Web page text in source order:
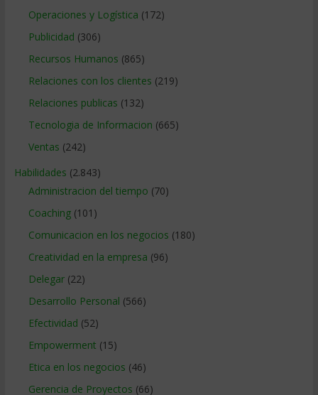
Operaciones y Logística (172)
Publicidad (306)
Recursos Humanos (865)
Relaciones con los clientes (219)
Relaciones publicas (132)
Tecnologia de Informacion (665)
Ventas (242)
Habilidades (2.843)
Administracion del tiempo (70)
Coaching(101)
Comunicacion en los negocios (180)
Creatividad en la empresa (96)
Delegar(22)
Desarrollo Personal (566)
Efectividad (52)
Empowerment (15)
Etica en los negocios (46)
Gerencia de Proyectos (66)